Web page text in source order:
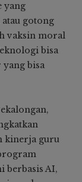
yang
gotong
vaksin moral
bisa
bisa
kinerja guru
berbasis AI,